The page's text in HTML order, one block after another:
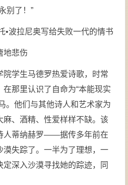
别了！”
•波拉尼奥写给失败一代的情书
地悲伤
院学生马德罗热爱诗歌，时常
那里认识了自命为“本能现实
。他们与其他诗人和艺术家为
麻、酒精、性爱样样不缺。该
蒂纳赫罗——据传多年前在
漠失踪了。一半为了理想，一
深入沙漠寻找她的踪迹，同